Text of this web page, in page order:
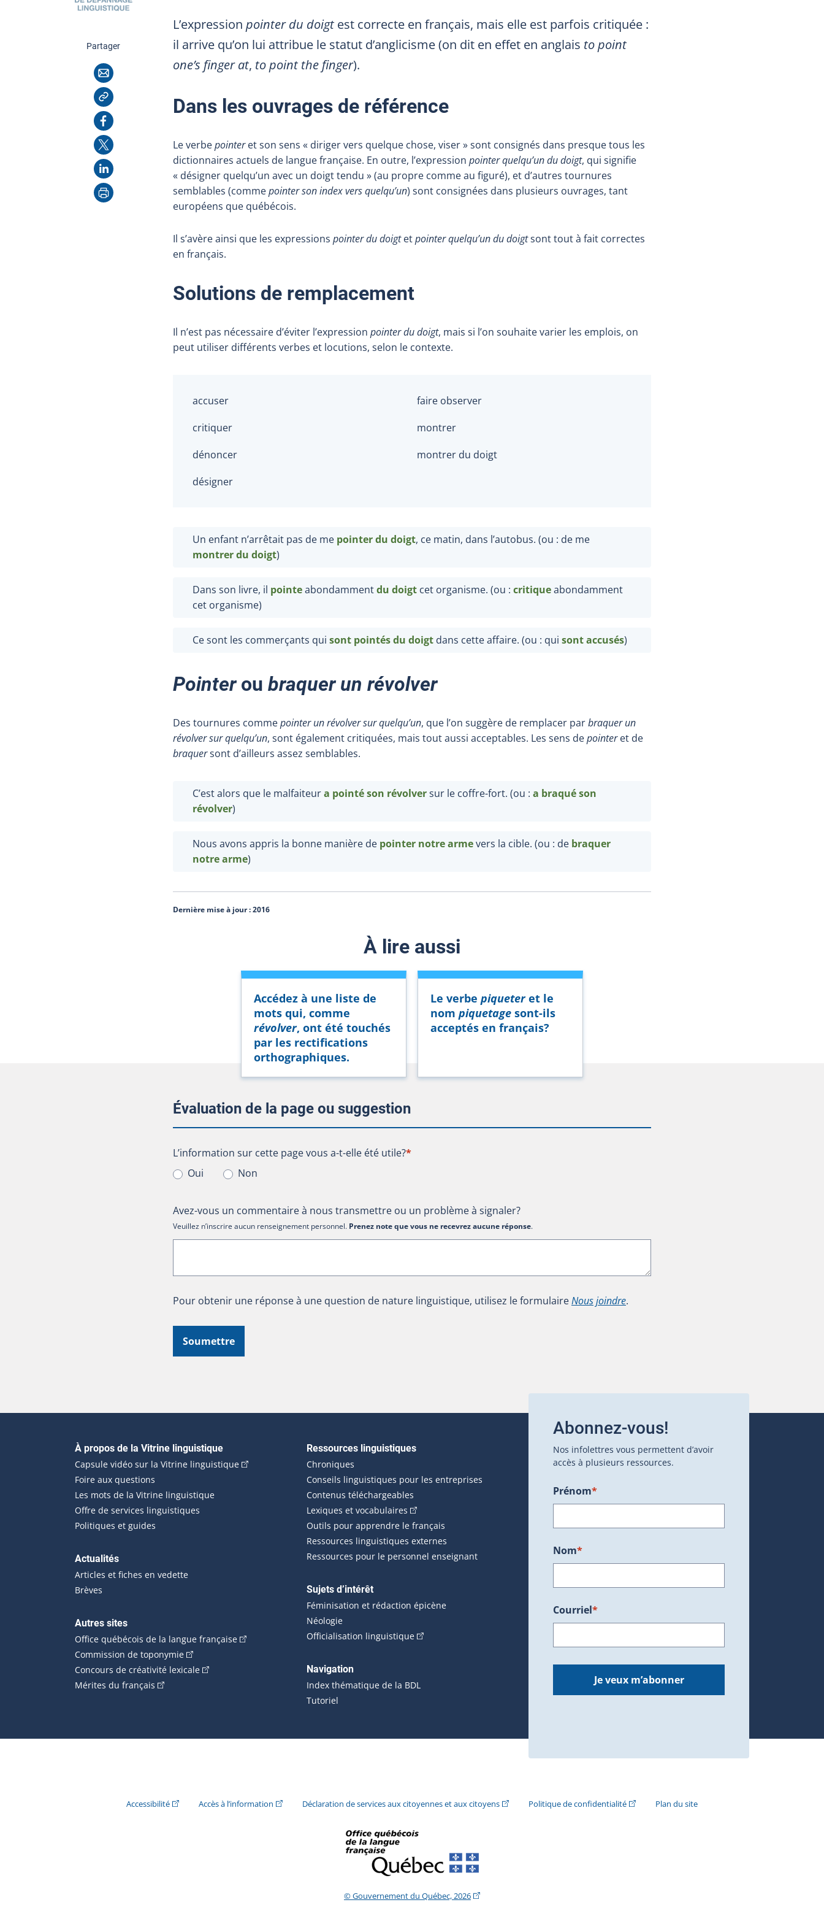
Partagercette page
Courriel
Copier l'adresse
Facebook
X
LinkedIn
Imprimer
L’expression pointer du doigt est correcte en français, mais elle est parfois critiquée :
il arrive qu’on lui attribue le statut d’anglicisme (on dit en effet en anglais to point
one’s finger at, to point the finger).
Dans les ouvrages de référence
Le verbepointeret son sens « diriger vers quelque chose, viser » sont consignés dans presque tous les
dictionnaires actuels de langue française. En outre, l’expression pointer quelqu’un du doigt, qui signifie
« désigner quelqu’un avec un doigt tendu » (au propre comme au figuré), et d’autres tournures
semblables (commepointer son index vers quelqu’un) sont consignées dans plusieurs ouvrages, tant
européens que québécois.
Il s’avère ainsi que les expressions pointer du doigtetpointer quelqu’un du doigtsont tout à fait correctes
en français.
Solutions de remplacement
Il n’est pas nécessaire d’éviter l’expression pointer du doigt, mais si l’on souhaite varier les emplois, on
peut utiliser différents verbes et locutions, selon le contexte.
accuser
critiquer
dénoncer
désigner
faire observer
montrer
montrer du doigt
Un enfant n’arrêtait pas de me pointer du doigt, ce matin, dans l’autobus. (ou : de me
montrer du doigt)
Dans son livre, il pointeabondammentdu doigt cet organisme. (ou : critiqueabondamment
cet organisme)
Ce sont les commerçants qui sont pointés du doigt dans cette affaire. (ou : qui sontaccusés)
Pointerou braquer un révolver
Des tournures commepointer un révolver sur quelqu’un, que l’on suggère de remplacer parbraquer un
révolver sur quelqu’un, sont également critiquées, mais tout aussi acceptables. Les sens depointeret de
braquersont d’ailleurs assez semblables.
C’est alors que le malfaiteura pointé son révolversur le coffre-fort. (ou : a braqué son
révolver)
Nous avons appris la bonne manière de pointer notre armevers la cible. (ou : de braquer
notre arme)
Dernière mise à jour :2016
À lire aussi
Accédez à une liste de
mots qui, comme
révolver, ont été touchés
par les rectifications
orthographiques.
Le verbe piqueteret le
nom piquetage sont-ils
acceptés en français?
Évaluation de la page ou suggestion
L’information sur cette page vous a-t-elle été utile?
L’information sur cette page vous a-t-elle été utile?*
Oui
Non
Avez-vous un commentaire à nous transmettre ou un problème à signaler?
Veuillez n’inscrire aucun renseignement personnel. Prenez note que vous ne recevrez aucune réponse.
Pour obtenir une réponse à une question de nature linguistique, utilisez le formulaireNous joindre.
Soumettre
Navigation principale
À propos de la Vitrine linguistique
Capsule vidéo sur la Vitrine linguistique(Cet hyperlien externe s'ouvrira dans une nouvelle fenêtre.)
Foire aux questions
Les mots de la Vitrine linguistique
Offre de services linguistiques
Politiques et guides
Actualités
Articles et fiches en vedette
Brèves
Autres sites
Office québécois de la langue française(Cet hyperlien externe s'ouvrira dans une nouvelle fenêtre.)
Commission de toponymie(Cet hyperlien externe s'ouvrira dans une nouvelle fenêtre.)
Concours de créativité lexicale(Cet hyperlien externe s'ouvrira dans une nouvelle fenêtre.)
Mérites du français (Cet hyperlien externe s'ouvrira dans une nouvelle fenêtre.)
Ressources linguistiques
Chroniques
Conseils linguistiques pour les entreprises
Contenus téléchargeables
Lexiques et vocabulaires (Cet hyperlien externe s'ouvrira dans une nouvelle fenêtre.)
Outils pour apprendre le français
Ressources linguistiques externes
Ressources pour le personnel enseignant
Sujets d’intérêt
Féminisation et rédaction épicène
Néologie
Officialisation linguistique(Cet hyperlien externe s'ouvrira dans une nouvelle fenêtre.)
Navigation
Index thématique de la BDL
Tutoriel
Abonnez-vous!
Nos infolettres vous permettent d’avoir
accès à plusieurs ressources.
Prénom*
Nom*
Courriel*
Je veux m’abonner
Accessibilité(Cet hyperlien externe s'ouvrira dans une nouvelle fenêtre.)
Accès à l’information (Cet hyperlien externe s'ouvrira dans une nouvelle fenêtre.)
Déclaration de services aux citoyennes et aux citoyens(Cet hyperlien externe s'ouvrira dans une nouvelle fenêtre.)
Politique de confidentialité(Cet hyperlien externe s'ouvrira dans une nouvelle
Plan du site
© Gouvernement du Québec, 2026(Cet hyperlien externe s'ouvrira dans une nouvelle fenêtre.)